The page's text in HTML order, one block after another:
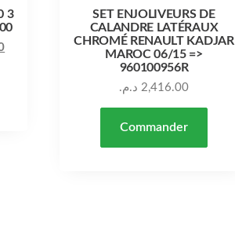
3
Le prix initial était : 6,400.00 د.م.. Le prix actuel est : 5,600.00 د.م..
SET ENJOLIVEURS DE
CALANDRE LATÉRAUX
CHROMÉ RENAULT KADJAR
MAROC 06/15 =>
960100956R
2,416.00 د.م.
Commander